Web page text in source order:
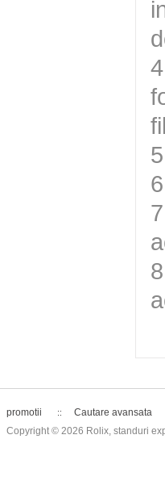
promotii Cautare avansata
Copyright © 2026 Rolix, standuri